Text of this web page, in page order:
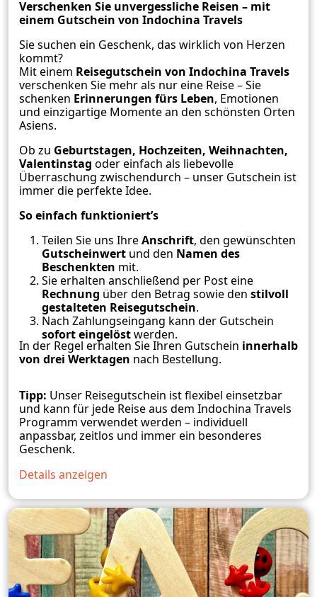
Verschenken Sie unvergessliche Reisen – mit
einem Gutschein von Indochina Travels
Sie suchen ein Geschenk, das wirklich von Herzen
kommt?
Mit einem Reisegutschein von Indochina Travels
verschenken Sie mehr als nur eine Reise – Sie
schenken Erinnerungen fürs Leben, Emotionen
und einzigartige Momente an den schönsten Orten
Asiens.
Ob zu Geburtstagen, Hochzeiten, Weihnachten,
Valentinstag oder einfach als liebevolle
Überraschung zwischendurch – unser Gutschein ist
immer die perfekte Idee.
So einfach funktioniert’s
Teilen Sie uns IhreAnschrift , den gewünschten
Gutscheinwert und den Namen des
Beschenkten mit.
Sie erhalten anschließend per Post eine
Rechnung über den Betrag sowie den stilvoll
gestalteten Reisegutschein.
Nach Zahlungseingang kann der Gutschein
sofort eingelöstwerden.
In der Regel erhalten Sie Ihren Gutschein innerhalb
von drei Werktagen nach Bestellung.
Tipp: Unser Reisegutschein ist flexibel einsetzbar
und kann für jede Reise aus dem Indochina Travels
Programm verwendet werden – individuell
anpassbar, zeitlos und immer ein besonderes
Geschenk.
Details anzeigen